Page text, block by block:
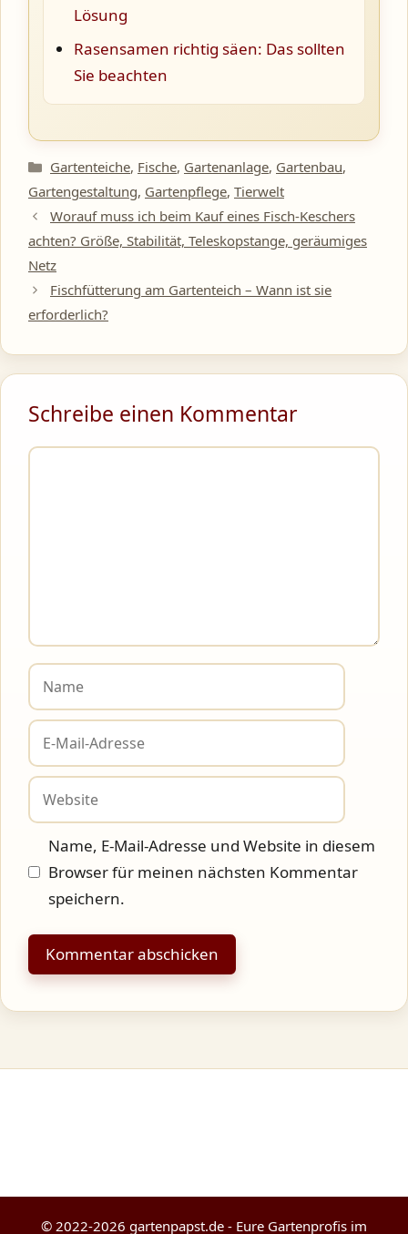
Lösung
Rasensamen richtig säen: Das sollten
Sie beachten
Kategorien
Gartenteiche, Fische, Gartenanlage, Gartenbau,
Gartengestaltung, Gartenpflege, Tierwelt
Worauf muss ich beim Kauf eines Fisch-Keschers
achten? Größe, Stabilität, Teleskopstange, geräumiges
Netz
Fischfütterung am Gartenteich – Wann ist sie
erforderlich?
Schreibe einen Kommentar
Kommentar
Name
E-
Mail-
Adresse
Website
Name, E-Mail-Adresse und Website in diesem
Browser für meinen nächsten Kommentar
speichern.
© 2022-2026 gartenpapst.de - Eure Gartenprofis im